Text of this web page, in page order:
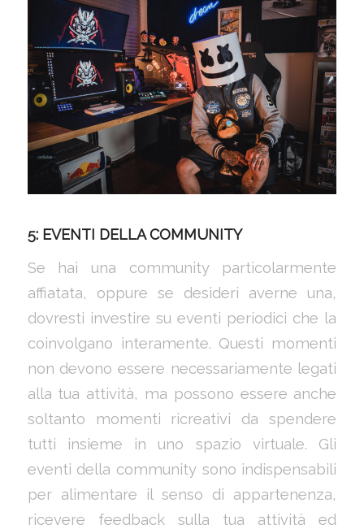
5: EVENTI DELLA COMMUNITY
Se hai una community particolarmente
affiatata, oppure se desideri averne una,
dovresti investire su eventi periodici che la
coinvolgano interamente. Questi momenti
non devono essere necessariamente legati
alla tua attività, ma possono essere anche
soltanto momenti ricreativi da spendere
tutti insieme in uno spazio virtuale. Gli
eventi della community sono indispensabili
per alimentare il senso di appartenenza,
ricevere feedback sulla tua attività ed